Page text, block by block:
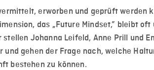
erworben und geprüft werden
das „Future Mindset,” bleibt
stellen Johanna Leifeld, Anne Prill und
und gehen der Frage nach, welche
bestehen zu können.